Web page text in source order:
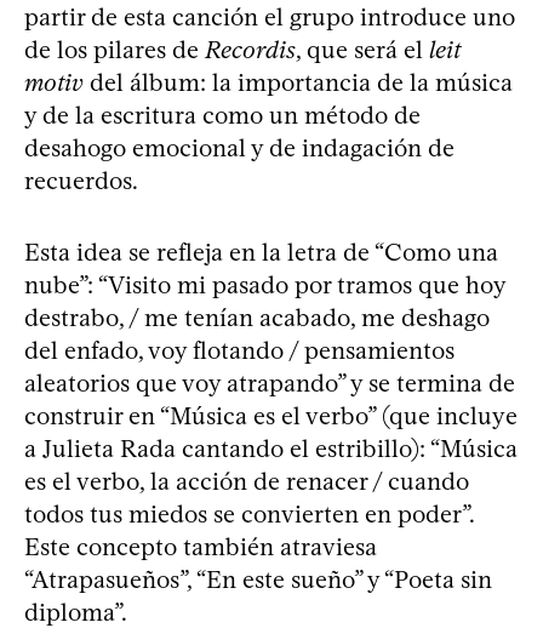
partir de esta canción el grupo introduce uno
de los pilares de Recordis, que será el leit
motiv del álbum: la importancia de la música
y de la escritura como un método de
desahogo emocional y de indagación de
recuerdos.
Esta idea se refleja en la letra de “Como una
nube”: “Visito mi pasado por tramos que hoy
destrabo, / me tenían acabado, me deshago
del enfado, voy flotando / pensamientos
aleatorios que voy atrapando” y se termina de
construir en “Música es el verbo” (que incluye
a Julieta Rada cantando el estribillo): “Música
es el verbo, la acción de renacer / cuando
todos tus miedos se convierten en poder”.
Este concepto también atraviesa
“Atrapasueños”, “En este sueño” y “Poeta sin
diploma”.